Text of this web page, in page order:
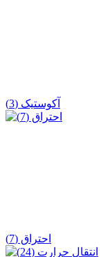
آکوستیک (3)
احتراق (7)